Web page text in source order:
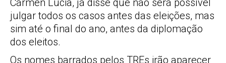
Cármen Lúcia, já disse que não será possível
julgar todos os casos antes das eleições, mas
sim até o final do ano, antes da diplomação
dos eleitos.
Os nomes barrados pelos TREs irão aparecer